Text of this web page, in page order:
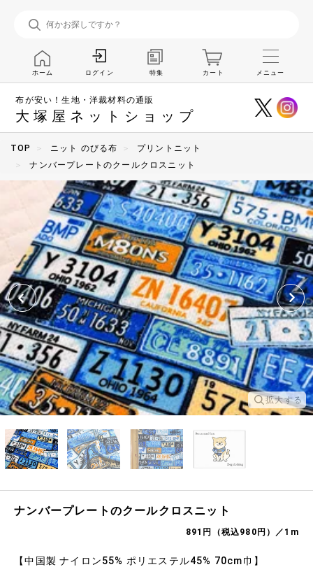
布が安い！生地・洋裁材料の通販
大塚屋ネットショップ
ホーム ログイン 特集 カート メニュー
TOP ニット のびる布
プリントニット
ナンバープレートのクールクロスニット
拡大する
ナンバープレートのクールクロスニット
891円（税込980円）／1m
【中国製 ナイロン55% ポリエステル45% 70cm巾】